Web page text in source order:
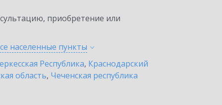
приобретение или
населенные пункты
Республика, Краснодарский
область, Чеченская республика